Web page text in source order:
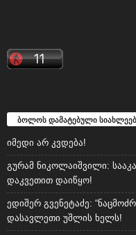
ბოლოს დამატებული
იმედი არ კვდება!
გურამ ნიკოლაიშვილი:
დაკვეთით დაიწყო!
ედიშერ გვენეტაძე:
დასავლეთი უშლის ხელს!